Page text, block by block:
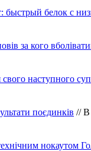
быстрый белок с
за кого
наступного
поєдинків // В
нокаутом